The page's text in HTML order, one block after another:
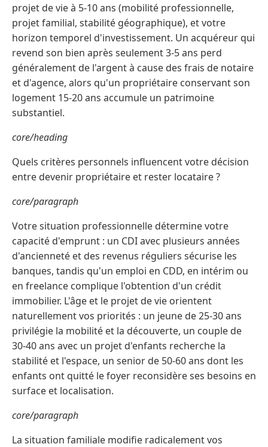
projet de vie à 5-10 ans (mobilité professionnelle,
projet familial, stabilité géographique), et votre
horizon temporel d'investissement. Un acquéreur qui
revend son bien après seulement 3-5 ans perd
généralement de l'argent à cause des frais de notaire
et d'agence, alors qu'un propriétaire conservant son
logement 15-20 ans accumule un patrimoine
substantiel.
core/heading
Quels critères personnels influencent votre décision
entre devenir propriétaire et rester locataire ?
core/paragraph
Votre situation professionnelle détermine votre
capacité d'emprunt : un CDI avec plusieurs années
d'ancienneté et des revenus réguliers sécurise les
banques, tandis qu'un emploi en CDD, en intérim ou
en freelance complique l'obtention d'un crédit
immobilier. L'âge et le projet de vie orientent
naturellement vos priorités : un jeune de 25-30 ans
privilégie la mobilité et la découverte, un couple de
30-40 ans avec un projet d'enfants recherche la
stabilité et l'espace, un senior de 50-60 ans dont les
enfants ont quitté le foyer reconsidère ses besoins en
surface et localisation.
core/paragraph
La situation familiale modifie radicalement vos